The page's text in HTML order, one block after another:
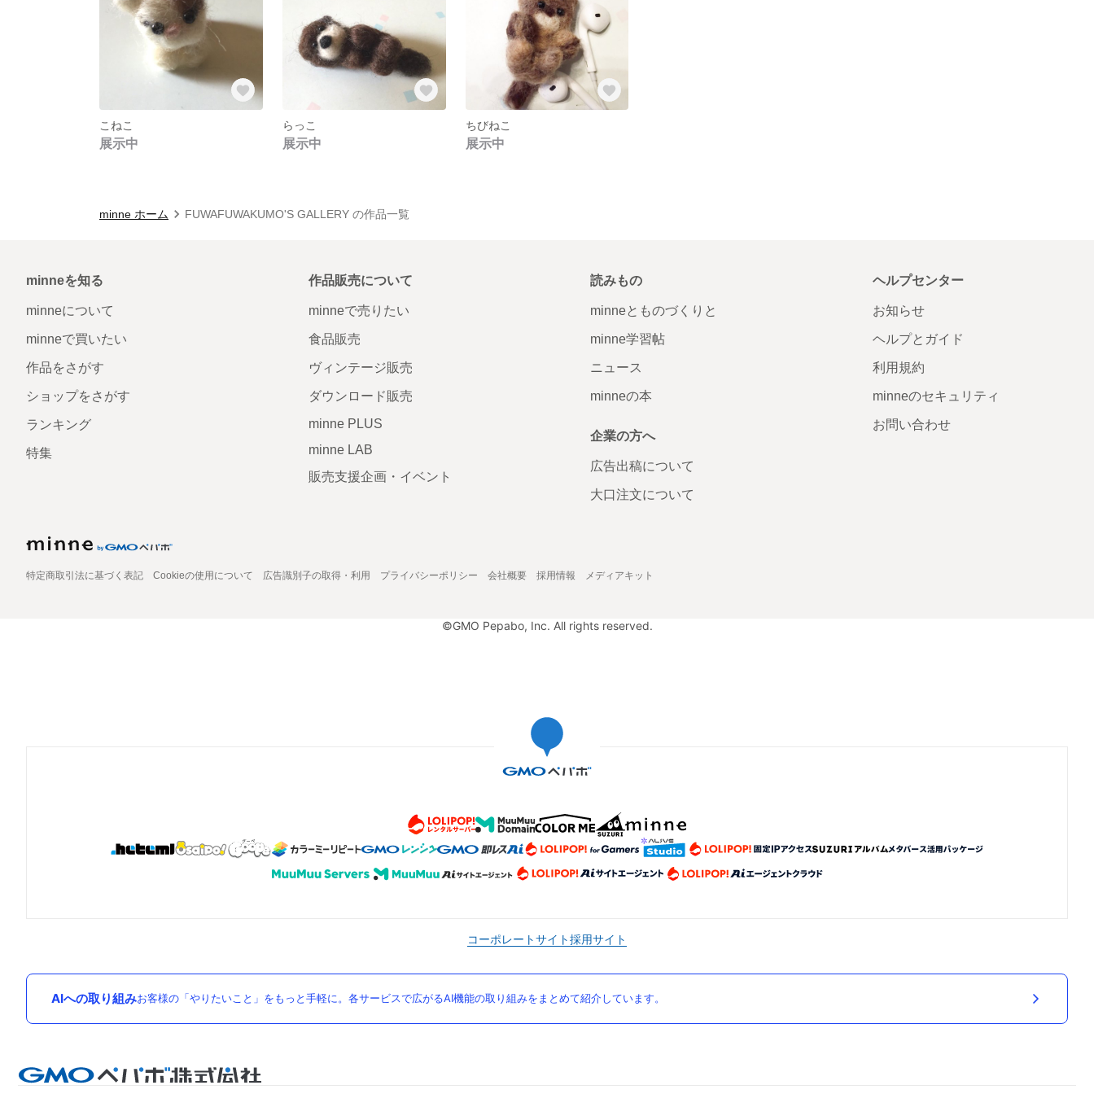
こねこ
展示中
らっこ
展示中
ちびねこ
展示中
minne ホーム FUWAFUWAKUMO'S GALLERY の作品一覧
minneを知る
minneについて
minneで買いたい
作品をさがす
ショップをさがす
ランキング
特集
作品販売について
minneで売りたい
食品販売
ヴィンテージ販売
ダウンロード販売
minne PLUS
minne LAB
販売支援企画・イベント
読みもの
minneとものづくりと
minne学習帖
ニュース
minneの本
企業の方へ
広告出稿について
大口注文について
ヘルプセンター
お知らせ
ヘルプとガイド
利用規約
minneのセキュリティ
お問い合わせ
特定商取引法に基づく表記 Cookieの使用について 広告識別子の取得・利用 プライバシーポリシー 会社概要 採用情報 メディアキット
©GMO Pepabo, Inc. All rights reserved.
コーポレートサイト採用サイト
AIへの取り組みお客様の「やりたいこと」をもっと手軽に。各サービスで広がるAI機能の取り組みをまとめて紹介しています。